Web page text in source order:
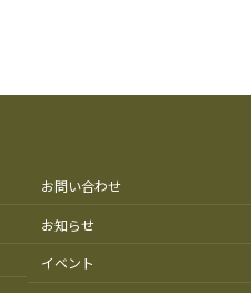
お問い合わせ
お知らせ
イベント